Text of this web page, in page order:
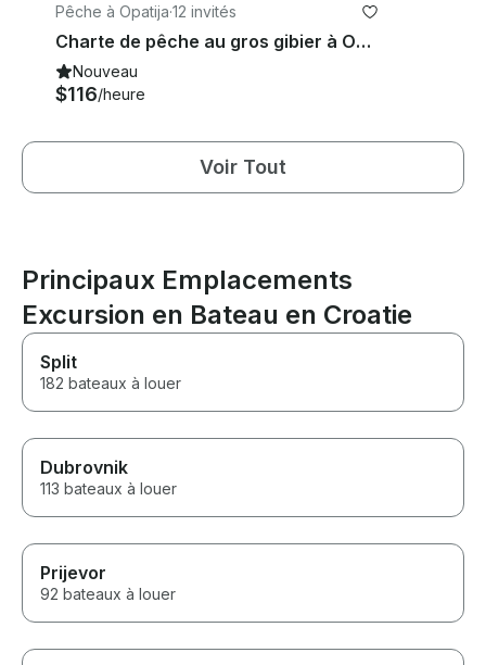
Pêche à Opatija·12 invités
Charte de pêche au gros gibier à Opatija
Nouveau
$116/heure
Voir Tout
Principaux Emplacements
Excursion en Bateau en Croatie
Split
182 bateaux à louer
Dubrovnik
113 bateaux à louer
Prijevor
92 bateaux à louer